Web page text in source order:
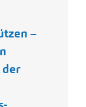
–
der